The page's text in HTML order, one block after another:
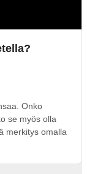
Onko
se myös olla
merkitys omalla